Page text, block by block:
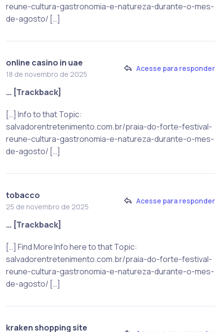
reune-cultura-gastronomia-e-natureza-durante-o-mes-
de-agosto/ […]
online casino in uae
18 de novembro de 2025
Acesse para responder
… [Trackback]
[…] Info to that Topic:
salvadorentretenimento.com.br/praia-do-forte-festival-
reune-cultura-gastronomia-e-natureza-durante-o-mes-
de-agosto/ […]
tobacco
25 de novembro de 2025
Acesse para responder
… [Trackback]
[…] Find More Info here to that Topic:
salvadorentretenimento.com.br/praia-do-forte-festival-
reune-cultura-gastronomia-e-natureza-durante-o-mes-
de-agosto/ […]
kraken shopping site